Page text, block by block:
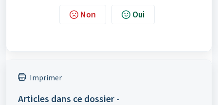
Non Oui
Imprimer
Articles dans ce dossier -